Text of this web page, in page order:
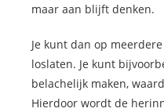
maar aan blijft denken.
Je kunt dan op
loslaten. Je kunt
belachelijk maken,
Hierdoor wordt de